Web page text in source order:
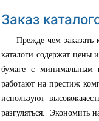
Заказ
Прежде чем заказать
каталоги содержат цены
бумаге с минимальным
работают на престиж
используют
разгуляться. Экономить